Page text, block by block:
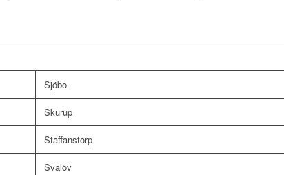
Sjöbo
Skurup
Staffanstorp
Svalöv